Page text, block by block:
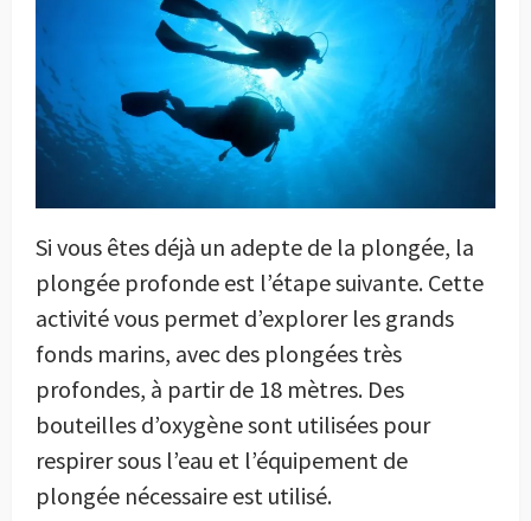
Si vous êtes déjà un adepte de la plongée, la
plongée profonde est l’étape suivante. Cette
activité vous permet d’explorer les grands
fonds marins, avec des plongées très
profondes, à partir de 18 mètres. Des
bouteilles d’oxygène sont utilisées pour
respirer sous l’eau et l’équipement de
plongée nécessaire est utilisé.